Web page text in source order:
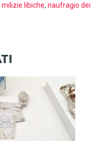
milizie libiche, naufragio dei